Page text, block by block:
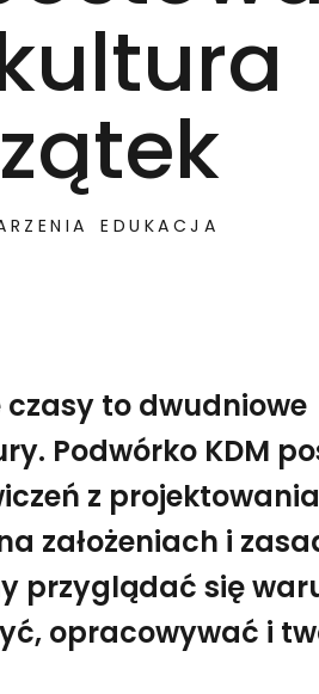
EDUKACJA
KDM posłuży nam jako
i permakultura
to dwudniowe
Podwórko KDM
z
założeniach i
przyglądać się
opracowywać i